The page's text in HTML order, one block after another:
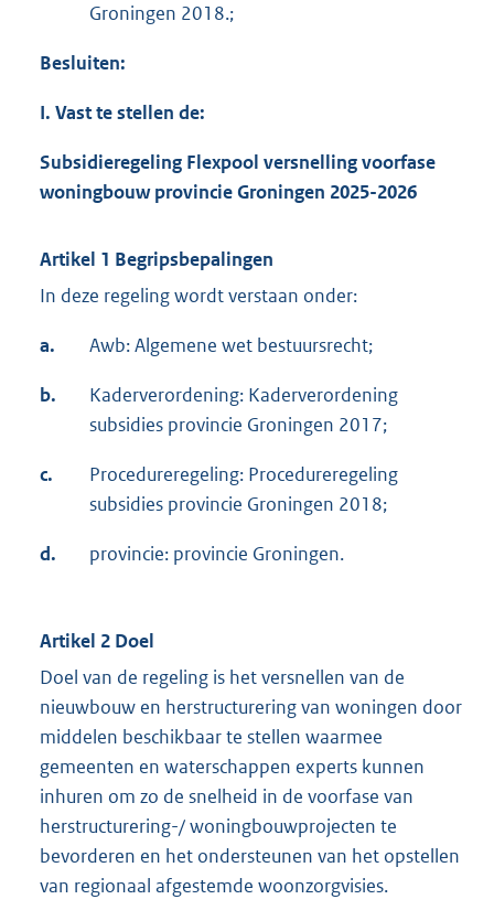
Groningen 2018.;
Besluiten:
I. Vast te stellen de:
Subsidieregeling Flexpool versnelling voorfase
woningbouw provincie Groningen 2025-2026
Artikel 1 Begripsbepalingen
In deze regeling wordt verstaan onder:
a. Awb: Algemene wet bestuursrecht;
b.
Kaderverordening: Kaderverordening
subsidies provincie Groningen 2017;
c.
Procedureregeling: Procedureregeling
subsidies provincie Groningen 2018;
d. provincie: provincie Groningen.
Artikel 2 Doel
Doel van de regeling is het versnellen van de
nieuwbouw en herstructurering van woningen door
middelen beschikbaar te stellen waarmee
gemeenten en waterschappen experts kunnen
inhuren om zo de snelheid in de voorfase van
herstructurering-/ woningbouwprojecten te
bevorderen en het ondersteunen van het opstellen
van regionaal afgestemde woonzorgvisies.